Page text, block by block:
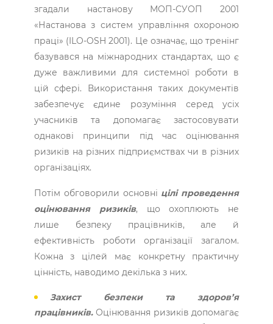
згадали настанову МОП-СУОП 2001
«Настанова з систем управління охороною
праці» (ILO-OSH 2001). Це означає, що тренінг
базувався на міжнародних стандартах, що є
дуже важливими для системної роботи в
цій сфері. Використання таких документів
забезпечує єдине розуміння серед усіх
учасників та допомагає застосовувати
однакові принципи під час оцінювання
ризиків на різних підприємствах чи в різних
організаціях.
Потім обговорили основні цілі проведення
оцінювання ризиків, що охоплюють не
лише безпеку працівників, але й
ефективність роботи організації загалом.
Кожна з цілей має конкретну практичну
цінність, наводимо декілька з них.
Захист безпеки та здоров’я
працівників.Оцінювання ризиків допомагає